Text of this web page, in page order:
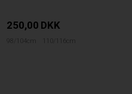
250,00 DKK
98/104cm 110/116cm